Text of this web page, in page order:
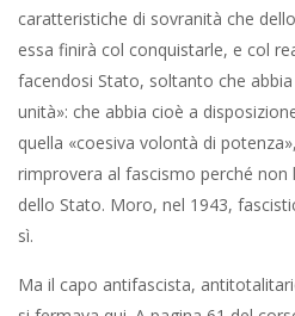
caratteristiche di sovranità che
essa finirà col conquistarle, e col
facendosi Stato, soltanto che
unità»: che abbia cioè a
quella «coesiva volontà di
rimprovera al fascismo perché non
dello Stato. Moro, nel 1943,
sì.
Ma il capo antifascista,